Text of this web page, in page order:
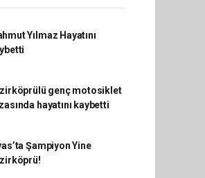
Yılmaz Hayatını
genç motosiklet
hayatını kaybetti
Şampiyon Yine